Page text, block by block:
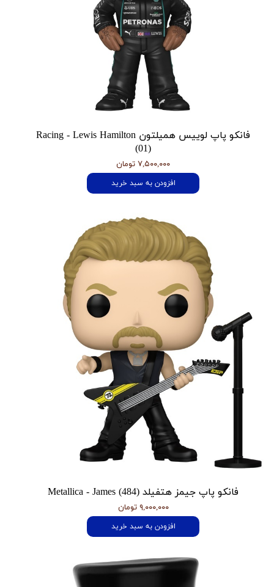
فانکو پاپ لوییس همیلتون Racing - Lewis Hamilton
(01)
۷,۵۰۰,۰۰۰ تومان
افزودن به سبد خرید
فانکو پاپ جیمز هتفیلد Metallica - James (484)
۹,۰۰۰,۰۰۰ تومان
افزودن به سبد خرید